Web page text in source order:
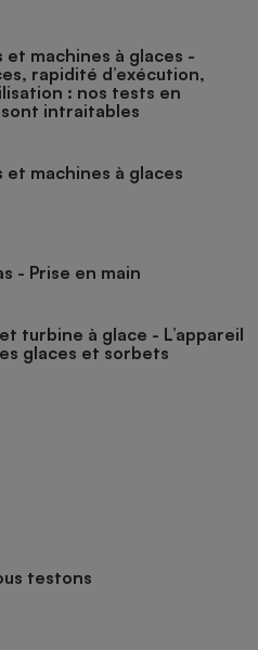
machines à glaces​​​​​​ -
rapidité d’exécution,
: nos tests en
intraitables
machines à glaces
- Prise en main
turbine à glace - L’appareil
glaces et sorbets
testons